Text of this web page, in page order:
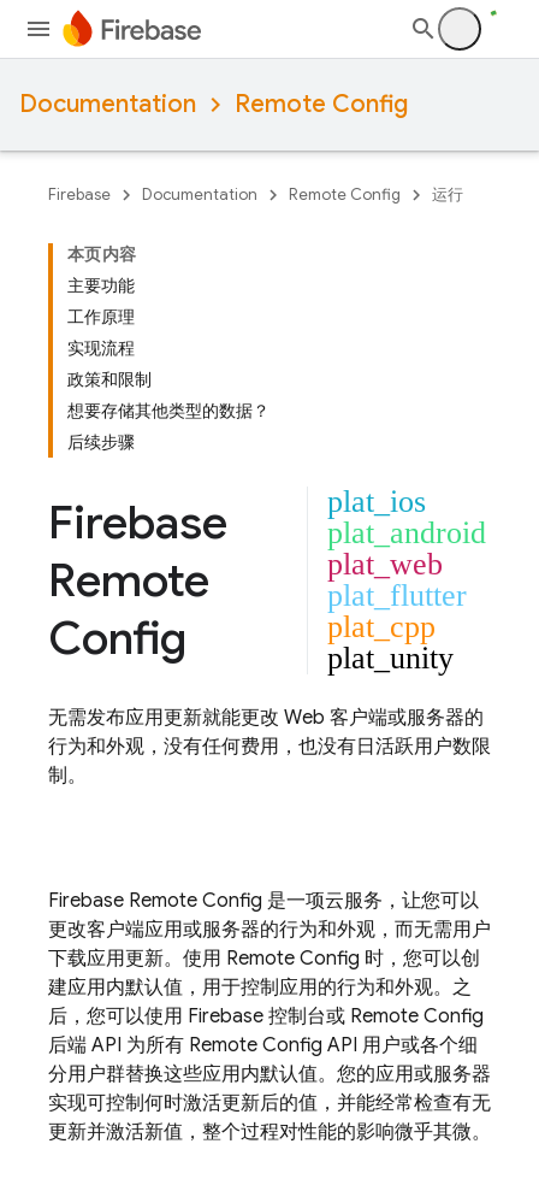
Documentation Remote Config
Firebase Documentation Remote Config 运行
本页内容
主要功能
工作原理
实现流程
政策和限制
想要存储其他类型的数据？
后续步骤
Firebase
Remote
Config
plat_ios
plat_android
plat_web
plat_flutter
plat_cpp
plat_unity
无需发布应用更新就能更改 Web 客户端或服务器的
行为和外观，没有任何费用，也没有日活跃用户数限
制。
Firebase Remote Config 是一项云服务，让您可以
更改客户端应用或服务器的行为和外观，而无需用户
下载应用更新。使用 Remote Config 时，您可以创
建应用内默认值，用于控制应用的行为和外观。之
后，您可以使用 Firebase 控制台或 Remote Config
后端 API 为所有 Remote Config API 用户或各个细
分用户群替换这些应用内默认值。您的应用或服务器
实现可控制何时激活更新后的值，并能经常检查有无
更新并激活新值，整个过程对性能的影响微乎其微。